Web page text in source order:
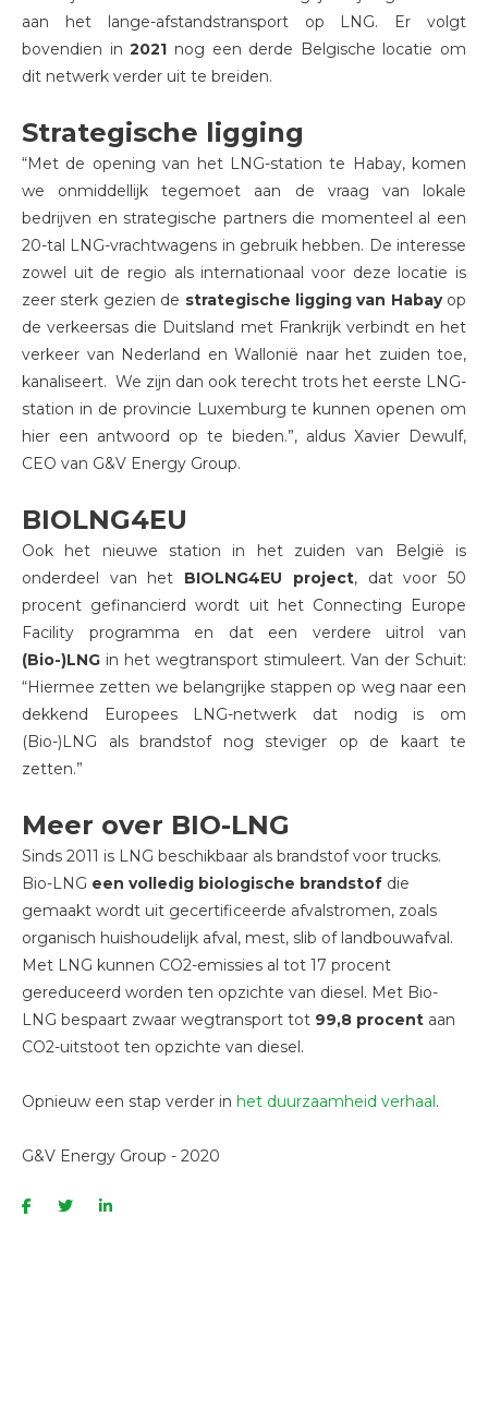
aan het lange-afstandstransport op LNG. Er volgt
bovendien in2021 nog een derde Belgische locatie om
dit netwerk verder uit te breiden.
Strategische ligging
“Met de opening van het LNG-station te Habay, komen
we onmiddellijk tegemoet aan de vraag van lokale
bedrijven en strategische partners die momenteel al een
20-tal LNG-vrachtwagens in gebruik hebben. De interesse
zowel uit de regio als internationaal voor deze locatie is
zeer sterk gezien de strategische ligging van Habayop
de verkeersas die Duitsland met Frankrijk verbindt en het
verkeer van Nederland en Wallonië naar het zuiden toe,
kanaliseert. We zijn dan ook terecht trots het eerste LNG-
station in de provincie Luxemburg te kunnen openen om
hier een antwoord op te bieden.”, aldus Xavier Dewulf,
CEO van G&V Energy Group.
BIOLNG4EU
Ook het nieuwe station in het zuiden van België is
onderdeel van het BIOLNG4EU project, dat voor 50
procent gefinancierd wordt uit het Connecting Europe
Facility programma en dat een verdere uitrol van
(Bio-)LNG in het wegtransport stimuleert. Van der Schuit:
“Hiermee zetten we belangrijke stappen op weg naar een
dekkend Europees LNG-netwerk dat nodig is om
(Bio-)LNG als brandstof nog steviger op de kaart te
zetten.”
Meer over BIO-LNG
Sinds 2011 is LNG beschikbaar als brandstof voor trucks.
Bio-LNG een volledig biologische brandstof die
gemaakt wordt uit gecertificeerde afvalstromen, zoals
organisch huishoudelijk afval, mest, slib of landbouwafval.
Met LNG kunnen CO2-emissies al tot 17 procent
gereduceerd worden ten opzichte van diesel. Met Bio-
LNG bespaart zwaar wegtransport tot 99,8 procent aan
CO2-uitstoot ten opzichte van diesel.
Opnieuw een stap verder in het duurzaamheid verhaal.
G&V Energy Group - 2020